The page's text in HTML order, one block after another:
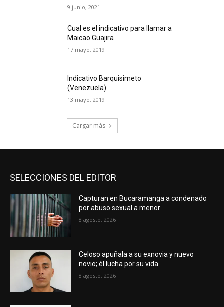
9 junio, 2021
Cual es el indicativo para llamar a
Maicao Guajira
17 mayo, 2019
Indicativo Barquisimeto
(Venezuela)
13 mayo, 2019
Cargar más
SELECCIONES DEL EDITOR
Capturan en Bucaramanga a condenado
por abuso sexual a menor
8 agosto, 2026
Celoso apuñala a su exnovia y nuevo
novio; él lucha por su vida.
8 agosto, 2026